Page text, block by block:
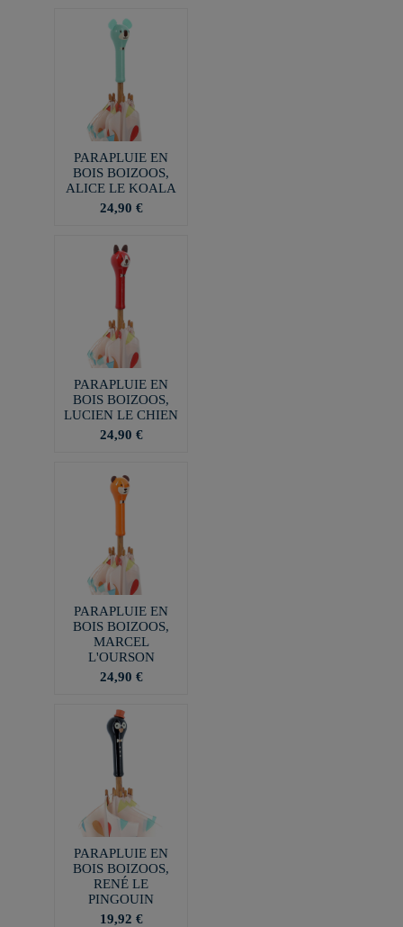
PARAPLUIE EN
BOIS BOIZOOS,
ALICE LE KOALA
24,90 €
PARAPLUIE EN
BOIS BOIZOOS,
LUCIEN LE CHIEN
24,90 €
PARAPLUIE EN
BOIS BOIZOOS,
MARCEL
L'OURSON
24,90 €
PARAPLUIE EN
BOIS BOIZOOS,
RENÉ LE
PINGOUIN
19,92 €